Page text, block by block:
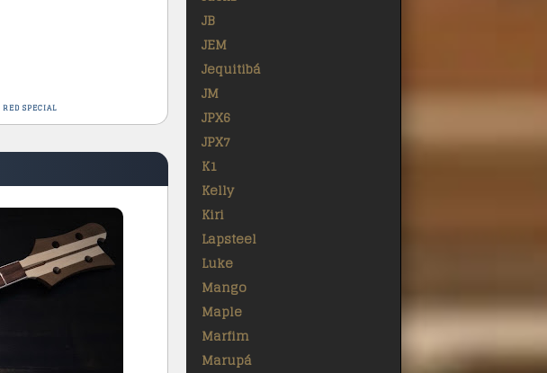
RED SPECIAL
JB
JEM
Jequitibá
JM
JPX6
JPX7
K1
Kelly
Kiri
Lapsteel
Luke
Mango
Maple
Marfim
Marupá